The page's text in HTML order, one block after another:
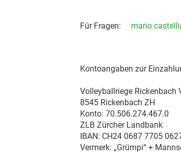
Für Fragen:
Kontoangaben zur
Volleyballriege Rickenbach
8545 Rickenbach ZH
Konto: 70.506.274.467.0
ZLB Zürcher Landbank
IBAN: CH24 0687 7705
Vermerk: „Grümpi“ +